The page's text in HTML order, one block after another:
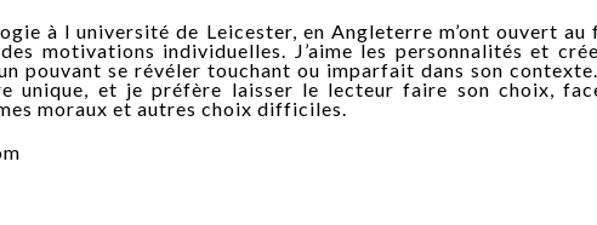
à l université de Leicester, en Angleterre m’ont ouvert
motivations individuelles. J’aime les personnalités et
pouvant se révéler touchant ou imparfait dans son
unique, et je préfère laisser le lecteur faire son choix,
moraux et autres choix difficiles.